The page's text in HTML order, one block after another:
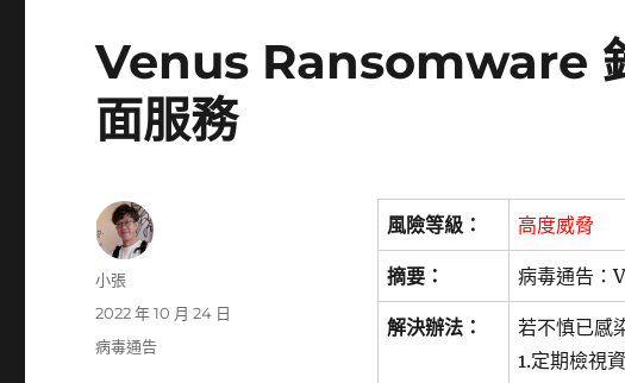
Venus Ransomware
面服務
風險等級： 高度威脅
摘要： 病毒通告：
解決辦法：
若不慎已感
1.定期檢視
作
小張
發
佈
2022 年 10 月 24 日
分
病毒通告